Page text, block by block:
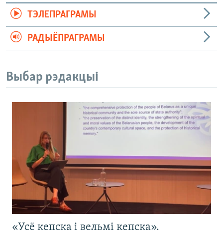
ТЭЛЕПРАГРАМЫ
РАДЫЁПРАГРАМЫ
Выбар рэдакцыі
«Усё кепска і вельмі кепска».